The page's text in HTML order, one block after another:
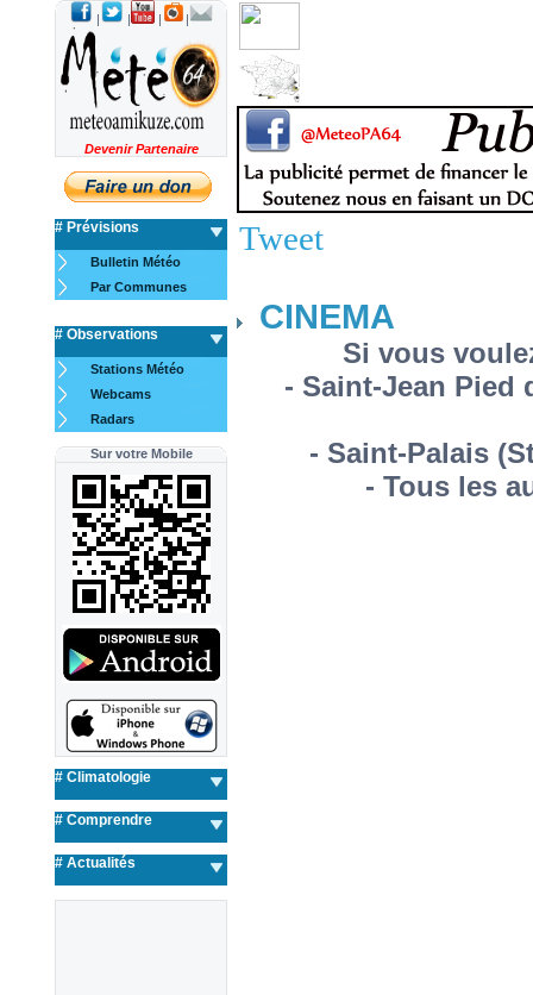
| | | |
Devenir Partenaire
# Prévisions
Bulletin Météo
Par Communes
# Observations
Stations Météo
Webcams
Radars
Sur votre Mobile
# Climatologie
# Comprendre
# Actualités
Tweet
CINEMA
Si vous
- Saint-Jean Pied
- Saint-Palais
- Tous les